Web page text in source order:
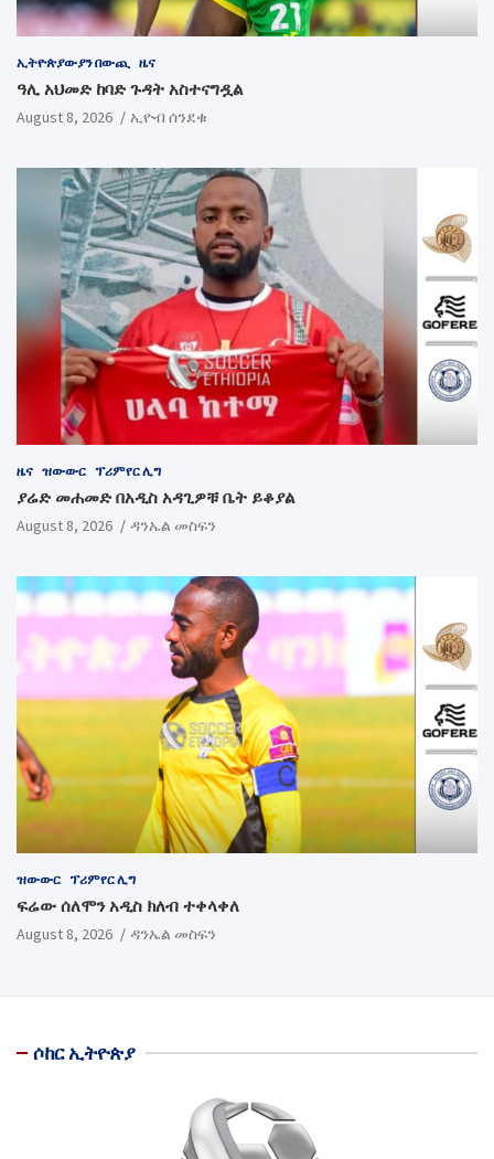
ኢትዮጵያውያን በውጪ ዜና
ዓሊ አህመድ ከባድ ጉዳት አስተናግዷል
August 8, 2026 ኢዮብ ሰንደቁ
ዜና ዝውውር ፕሪምየር ሊግ
ያሬድ መሐመድ በአዲስ አዳጊዎቹ ቤት ይቆያል
August 8, 2026 ዳንኤል መስፍን
ዝውውር ፕሪምየር ሊግ
ፍሬው ሰለሞን አዲስ ክለብ ተቀላቀለ
August 8, 2026 ዳንኤል መስፍን
ሶከር ኢትዮጵያ